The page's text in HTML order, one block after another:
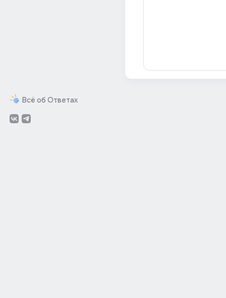
Всё об Ответах